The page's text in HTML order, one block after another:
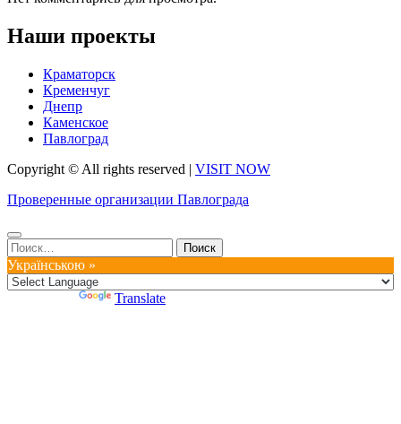
Наши проекты
Краматорск
Кременчуг
Днепр
Каменское
Павлоград
Copyright © All rights reserved | VISIT NOW
Проверенные организации Павлограда
Найти:
Українською »
Translate